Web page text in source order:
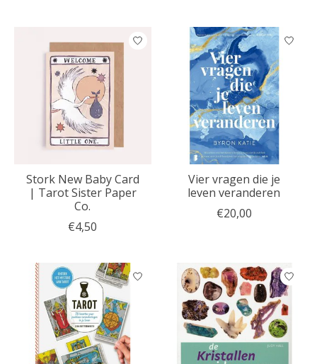
Stork New Baby Card
| Tarot Sister Paper
Co.
€4,50
Vier vragen die je
leven veranderen
€20,00